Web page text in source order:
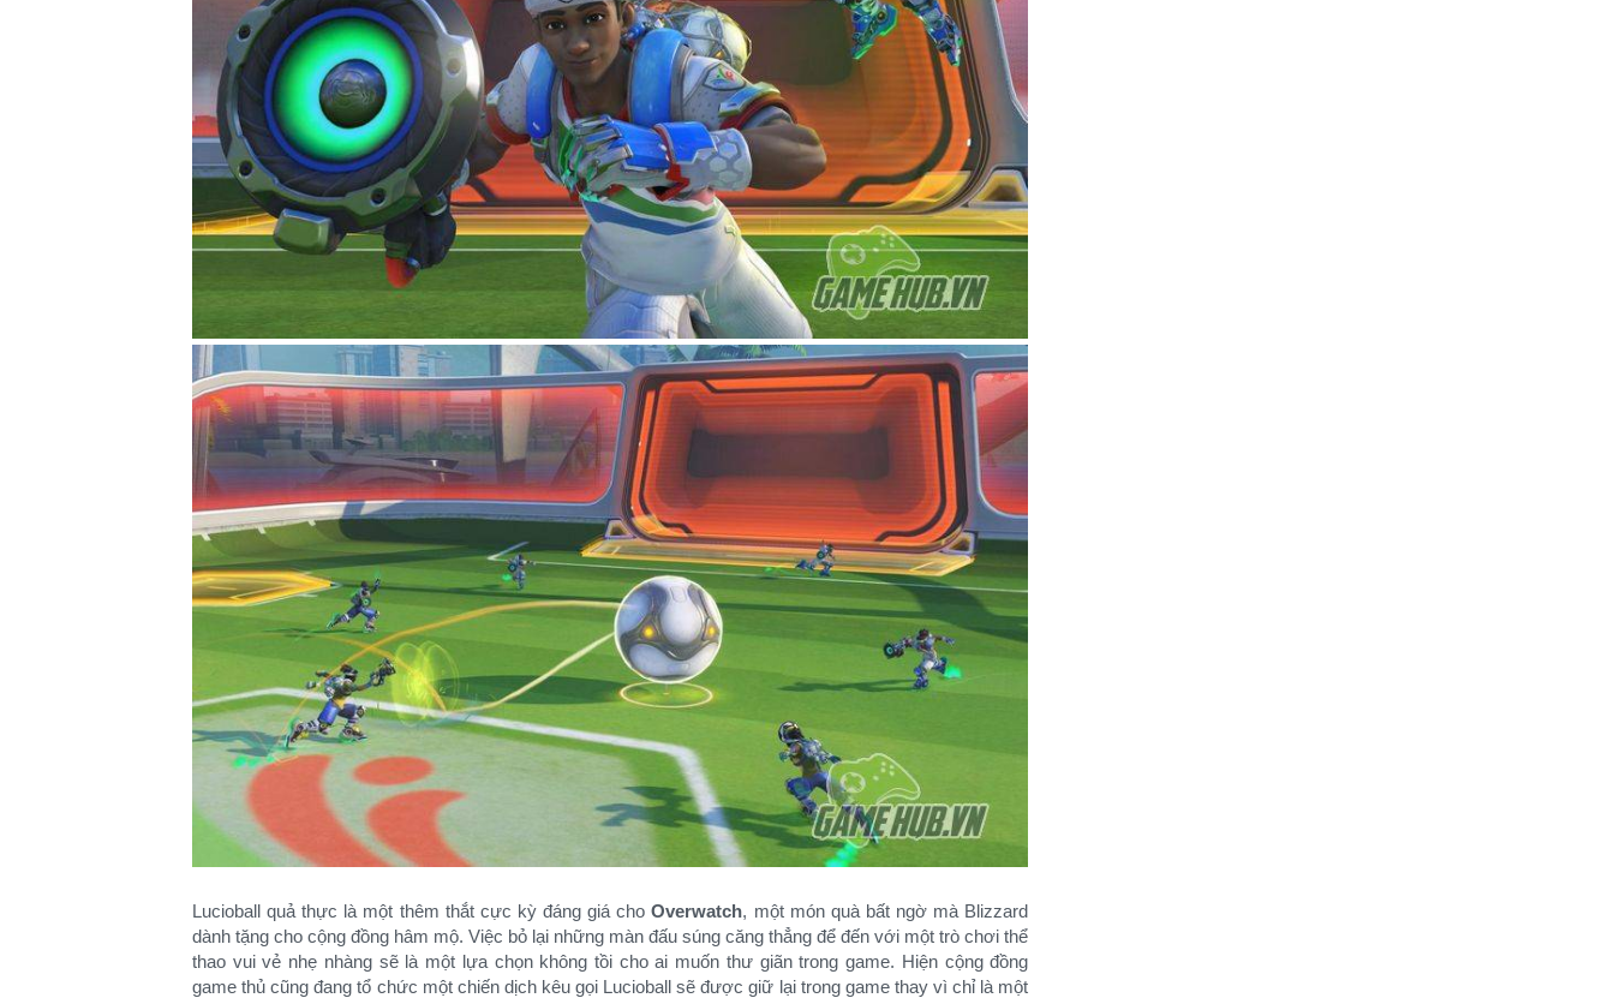
Lucioball quả thực là một thêm thắt cực kỳ đáng giá choOverwatch, một món quà bất ngờ mà Blizzard
dành tặng cho cộng đồng hâm mộ. Việc bỏ lại những màn đấu súng căng thẳng để đến với một trò chơi thể
thao vui vẻ nhẹ nhàng sẽ là một lựa chọn không tồi cho ai muốn thư giãn trong game. Hiện cộng đồng
game thủ cũng đang tổ chức một chiến dịch kêu gọi Lucioball sẽ được giữ lại trong game thay vì chỉ là một